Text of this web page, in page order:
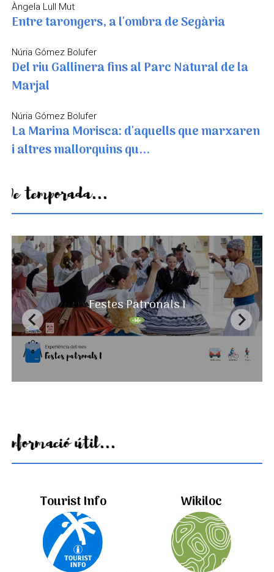
Àngela Lull Mut
Entre tarongers, a l'ombra de Segària
Núria Gómez Bolufer
Del riu Gallinera fins al Parc Natural de la
Marjal
Núria Gómez Bolufer
La Marina Morisca: d'aquells que marxaren
i altres mallorquins qu...
De temporada...
Festes Patronals I
Informació útil...
Tourist Info Wikiloc